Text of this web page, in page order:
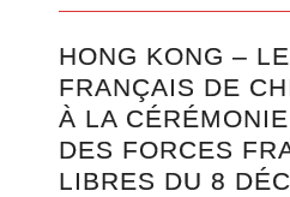
HONG KONG –
FRANÇAIS DE
À LA
DES FORCES
LIBRES DU 8